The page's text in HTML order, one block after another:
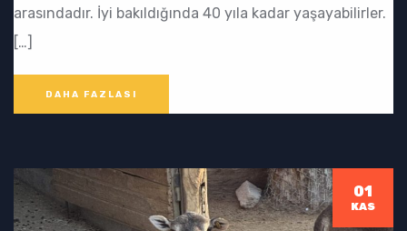
arasındadır. İyi bakıldığında 40 yıla kadar yaşayabilirler.
[…]
DAHA FAZLASI
01
KAS